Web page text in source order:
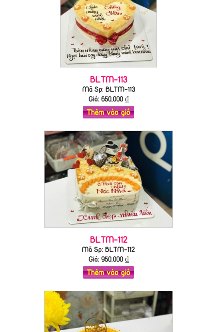
BLTM-113
Mã Sp: BLTM-113
Giá: 650,000₫
Thêm vào giỏ
BLTM-112
Mã Sp: BLTM-112
Giá: 950,000₫
Thêm vào giỏ